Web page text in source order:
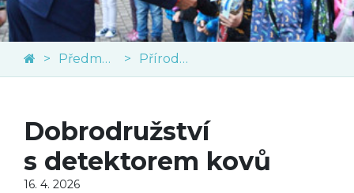
Předměty Přírodní vědy
Dobrodružství
s detektorem kovů
16. 4. 2026